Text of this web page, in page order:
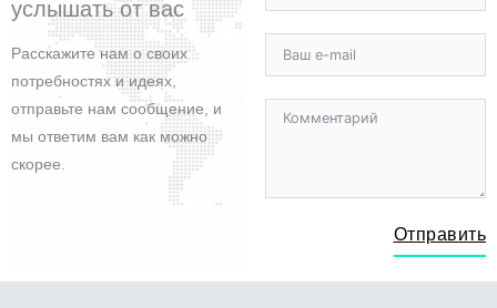
услышать от вас
Расскажите нам о своих
потребностях и идеях,
отправьте нам сообщение, и
мы ответим вам как можно
скорее.
Отправить